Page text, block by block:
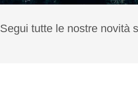
Segui tutte le nostre novità